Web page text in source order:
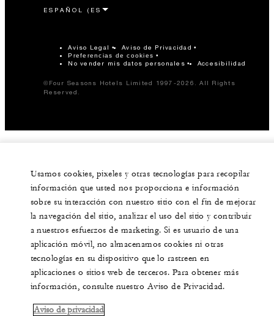
Aviso Legal Aviso de Privacidad
Preferencias de cookies
No vender mis datos personales Accesibilidad
©Four Seasons Hotels Limited 1997-2026. All Rights
Reserved.
Usamos cookies, pixeles y otras tecnologías para recopilar
información que usted nos proporciona e información
sobre su interacción con nuestro sitio con el fin de mejorar
la navegación del sitio, analizar el uso del sitio y contribuir
a nuestros esfuerzos de marketing. Si es usuario de una
aplicación móvil, no almacenamos cookies ni otras
tecnologías en su dispositivo que lo rastreen en
aplicaciones o sitios web de terceros. Para obtener más
información, consulte nuestro Aviso de Privacidad.
Aviso de privacidad